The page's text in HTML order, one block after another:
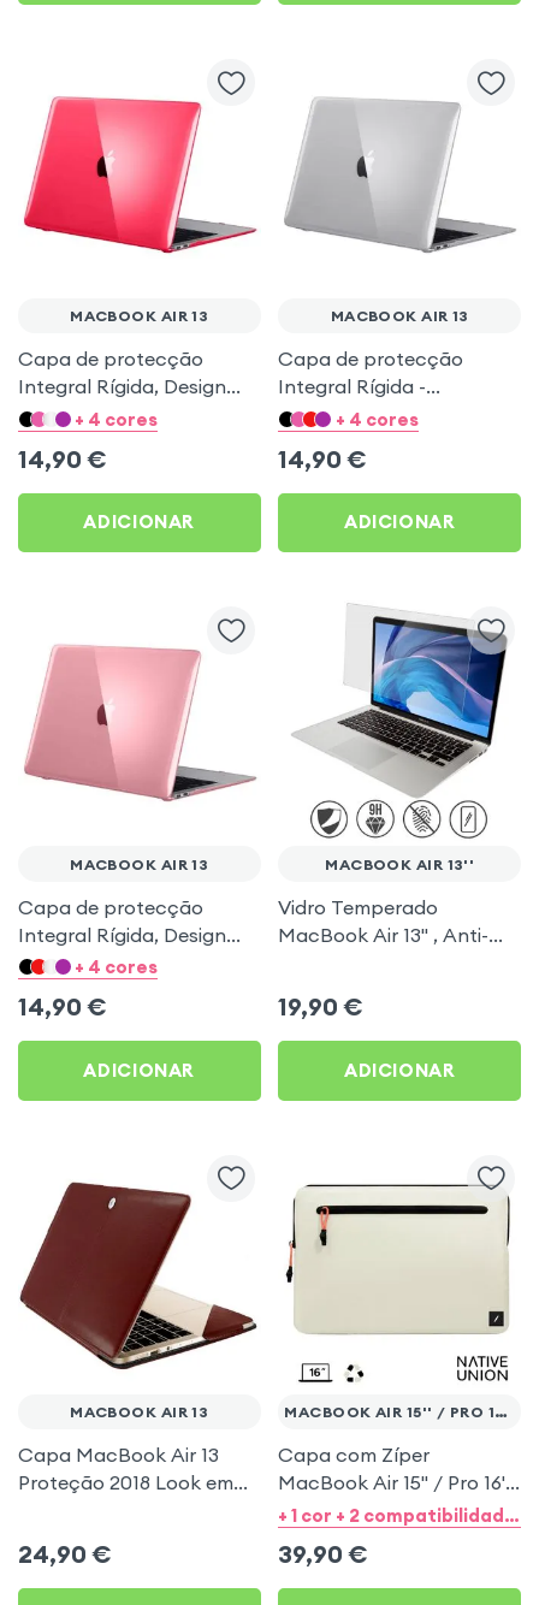
MACBOOK AIR 13
Capa de protecção
Integral Rígida, Design
Transparente - Vermelho
2020 / 2019 / 2018
+ 4 cores
14,90 €
ADICIONAR
MACBOOK AIR 13
Capa de protecção
Integral Rígida -
Transparente para
2019 / 2018
+ 4 cores
14,90 €
ADICIONAR
MACBOOK AIR 13
Capa de protecção
Integral Rígida, Design
Transparente - Rosa para
2019 / 2018
+ 4 cores
14,90 €
ADICIONAR
MACBOOK AIR 13''
Vidro Temperado
MacBook Air 13'' , Anti-
transparente
19,90 €
ADICIONAR
MACBOOK AIR 13
Capa MacBook Air 13
Proteção 2018 Look em
24,90 €
MACBOOK AIR 15'' / PRO 16''
Capa com Zíper
MacBook Air 15'' / Pro 16''
Native Union Ultralight
+ 1 cor + 2 compatibilidades de categorias
39,90 €